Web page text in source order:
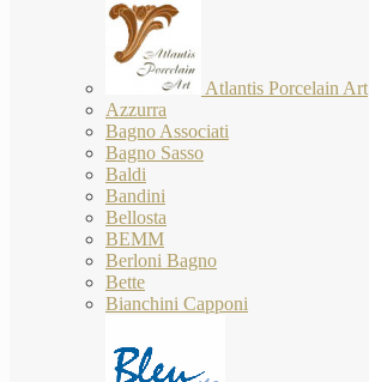
Atlantis Porcelain Art
Azzurra
Bagno Associati
Bagno Sasso
Baldi
Bandini
Bellosta
BEMM
Berloni Bagno
Bette
Bianchini Capponi